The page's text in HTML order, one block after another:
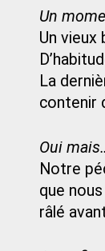
Un
Un
La
contenir
Oui
Notre
que
râlé